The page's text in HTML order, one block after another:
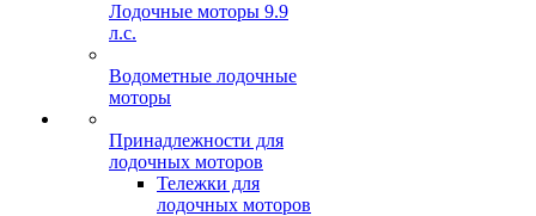
Лодочные моторы 9.9
л.с.
Водометные лодочные
моторы
Принадлежности для
лодочных моторов
Тележки для
лодочных моторов